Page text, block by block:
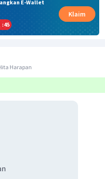
E-Wallet
:45
Klaim
Harapan